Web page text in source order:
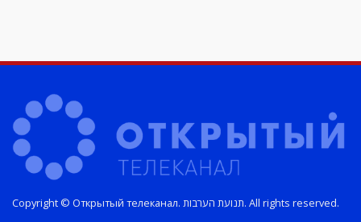
Copyright © Открытый телеканал. תנועת הערבות. All rights reserved.